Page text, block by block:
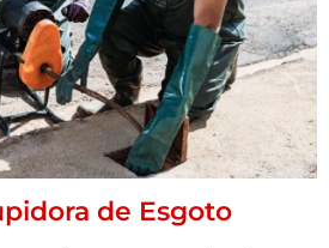
de Esgoto